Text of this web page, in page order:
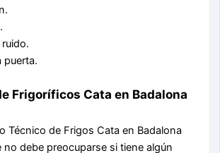
puerta.
Frigoríficos Cata en Badalona
Técnico de Frigos Cata en Badalona
debe preocuparse si tiene algún